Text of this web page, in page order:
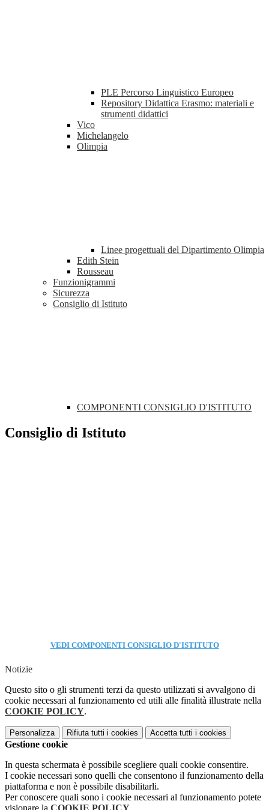
PLE Percorso Linguistico Europeo
Repository Didattica Erasmo: materiali e
strumenti didattici
Vico
Michelangelo
Olimpia
Linee progettuali del Dipartimento Olimpia
Edith Stein
Rousseau
Funzionigrammi
Sicurezza
Consiglio di Istituto
COMPONENTI CONSIGLIO D'ISTITUTO
Consiglio di Istituto
VEDI COMPONENTI CONSIGLIO D'ISTITUTO
Notizie
Questo sito o gli strumenti terzi da questo utilizzati si avvalgono di
cookie necessari al funzionamento ed utili alle finalità illustrate nella
COOKIE POLICY.
Personalizza Rifiuta tutti i cookies Accetta tutti i cookies
Gestione cookie
In questa schermata è possibile scegliere quali cookie consentire.
I cookie necessari sono quelli che consentono il funzionamento della
piattaforma e non è possibile disabilitarli.
Per conoscere quali sono i cookie necessari al funzionamento potete
visionare la COOKIE POLICY